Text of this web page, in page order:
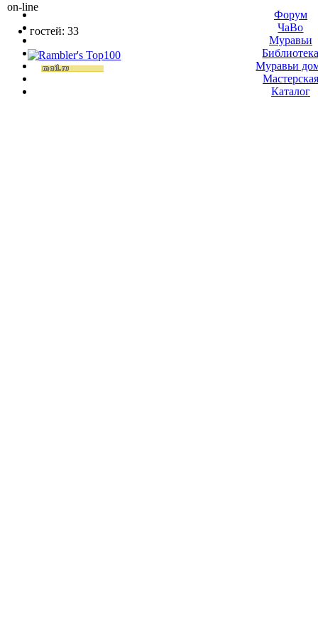
on-line
гостей: 33
Форум
ЧаВо
Муравьи
Муравьи
Мастерская
Каталог